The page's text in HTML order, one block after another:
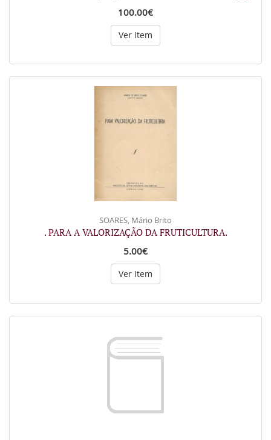
100.00€
Ver Item
SOARES, Mário Brito
. PARA A VALORIZAÇÃO DA FRUTICULTURA.
5.00€
Ver Item